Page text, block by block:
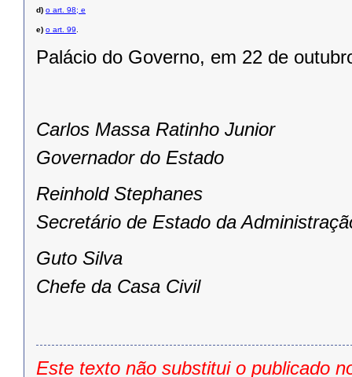
d) o art. 98; e
e) o art. 99.
Palácio do Governo, em 22 de
Carlos Massa Ratinho Junior
Governador do Estado
Reinhold Stephanes
Secretário de Estado da
Guto Silva
Chefe da Casa Civil
Este texto não substitui o publicado